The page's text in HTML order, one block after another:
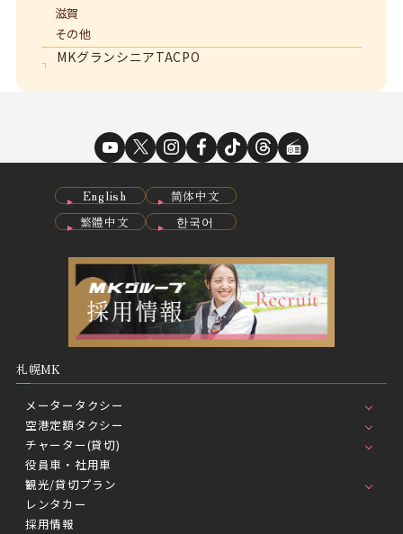
滋賀
その他
MKグランシニアTACPO
English
简体中文
繁體中文
한국어
札幌MK
メータータクシー
空港定額タクシー
チャーター(貸切)
役員車・社用車
観光/貸切プラン
レンタカー
採用情報